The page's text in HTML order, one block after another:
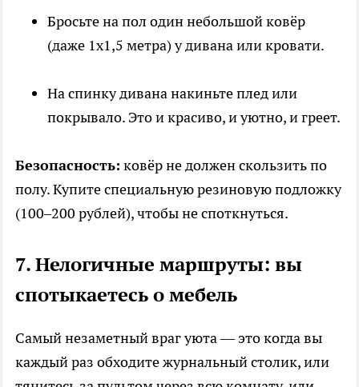
Бросьте на пол один небольшой ковёр
(даже 1х1,5 метра) у дивана или кровати.
На спинку дивана накиньте плед или
покрывало. Это и красиво, и уютно, и греет.
Безопасность: ковёр не должен скользить по
полу. Купите специальную резиновую подложку
(100–200 рублей), чтобы не споткнуться.
7. Нелогичные маршруты: вы
спотыкаетесь о мебель
Самый незаметный враг уюта — это когда вы
каждый раз обходите журнальный столик, или